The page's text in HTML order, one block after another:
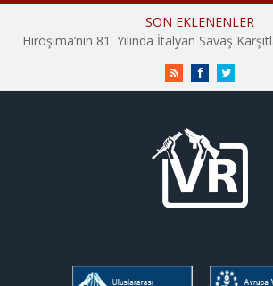
SON EKLENENLER
RSS FacebookTwitter